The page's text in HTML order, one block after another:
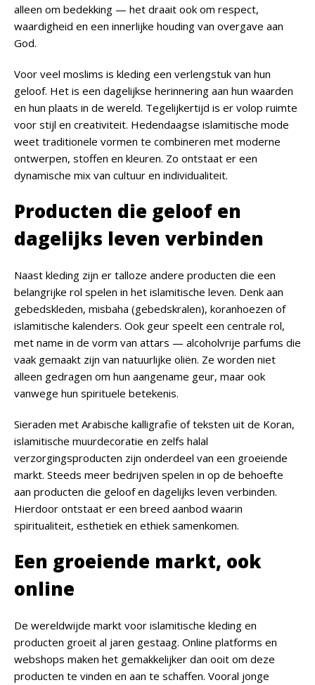
alleen om bedekking — het draait ook om respect,
waardigheid en een innerlijke houding van overgave aan
God.
Voor veel moslims is kleding een verlengstuk van hun
geloof. Het is een dagelijkse herinnering aan hun waarden
en hun plaats in de wereld. Tegelijkertijd is er volop ruimte
voor stijl en creativiteit. Hedendaagse islamitische mode
weet traditionele vormen te combineren met moderne
ontwerpen, stoffen en kleuren. Zo ontstaat er een
dynamische mix van cultuur en individualiteit.
Producten die geloof en
dagelijks leven verbinden
Naast kleding zijn er talloze andere producten die een
belangrijke rol spelen in het islamitische leven. Denk aan
gebedskleden, misbaha (gebedskralen), koranhoezen of
islamitische kalenders. Ook geur speelt een centrale rol,
met name in de vorm van attars — alcoholvrije parfums die
vaak gemaakt zijn van natuurlijke oliën. Ze worden niet
alleen gedragen om hun aangename geur, maar ook
vanwege hun spirituele betekenis.
Sieraden met Arabische kalligrafie of teksten uit de Koran,
islamitische muurdecoratie en zelfs halal
verzorgingsproducten zijn onderdeel van een groeiende
markt. Steeds meer bedrijven spelen in op de behoefte
aan producten die geloof en dagelijks leven verbinden.
Hierdoor ontstaat er een breed aanbod waarin
spiritualiteit, esthetiek en ethiek samenkomen.
Een groeiende markt, ook
online
De wereldwijde markt voor islamitische kleding en
producten groeit al jaren gestaag. Online platforms en
webshops maken het gemakkelijker dan ooit om deze
producten te vinden en aan te schaffen. Vooral jonge